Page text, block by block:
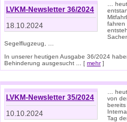
LVKM-Newsletter 36/2024
18.10.2024
…
fahren
Segelflugzeug, …
In unserer heutigen Ausgabe 36/2024
Behinderung ausgesucht ... [ mehr]
LVKM-Newsletter 35/2024
10.10.2024
…
von
bereits
Tag